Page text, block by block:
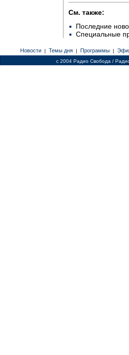
См. также:
Последние
Специальные
Новости | Темы дня | Программы |
c 2004 Радио Свобода /